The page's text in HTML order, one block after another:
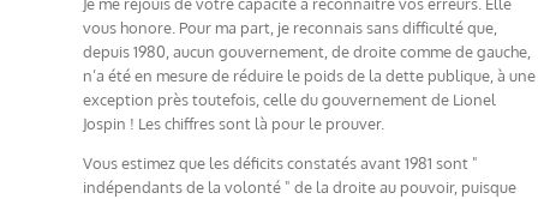
vous honore. Pour ma part, je reconnais sans difficulté que,
depuis 1980, aucun gouvernement, de droite comme de gauche,
n’a été en mesure de réduire le poids de la dette publique, à une
exception près toutefois, celle du gouvernement de Lionel
Jospin ! Les chiffres sont là pour le prouver.
Vous estimez que les déficits constatés avant 1981 sont "
indépendants de la volonté " de la droite au pouvoir, puisque